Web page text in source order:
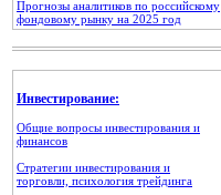
Прогнозы аналитиков по российскому
фондовому рынку на 2025 год
Инвестирование:
Общие вопросы инвестирования и
финансов
Стратегии инвестирования и
торговли, психология трейдинга